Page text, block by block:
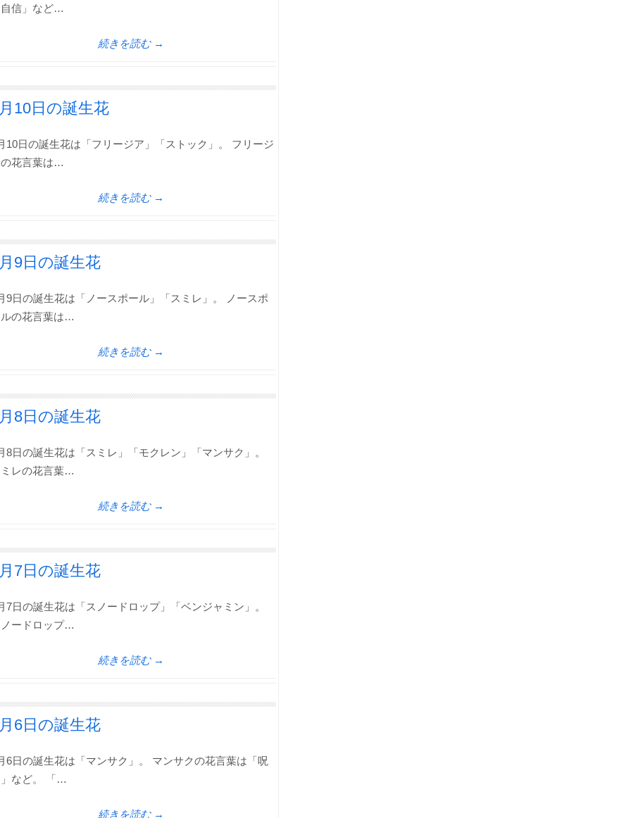
信」など…
続きを読む →
10日の誕生花
10日の誕生花は「フリージア」「ストック」。 フリージ
花言葉は…
続きを読む →
9日の誕生花
9日の誕生花は「ノースポール」「スミレ」。 ノースポ
の花言葉は…
続きを読む →
8日の誕生花
8日の誕生花は「スミレ」「モクレン」「マンサク」。
レの花言葉…
続きを読む →
7日の誕生花
7日の誕生花は「スノードロップ」「ベンジャミン」。
ードロップ…
続きを読む →
6日の誕生花
6日の誕生花は「マンサク」。 マンサクの花言葉は「呪
など。 「…
続きを読む →